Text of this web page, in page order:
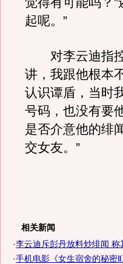
起呢。”
对李云迪指控
讲，我跟他根本
认识谭盾，当时
号码，也没有要
是否介意他的绯
交女友。”
相关新闻
·李云迪斥彭丹放料炒绯闻 称
·手机电影《女生宿舍的秘密